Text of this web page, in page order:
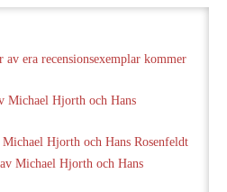
av era recensionsexemplar kommer
Michael Hjorth och Hans
Hjorth och Hans Rosenfeldt
Michael Hjorth och Hans